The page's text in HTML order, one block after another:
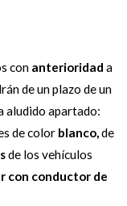
conanterioridad a
de un plazo de un
aludido apartado:
de color blanco,de
de los vehículos
con conductor de